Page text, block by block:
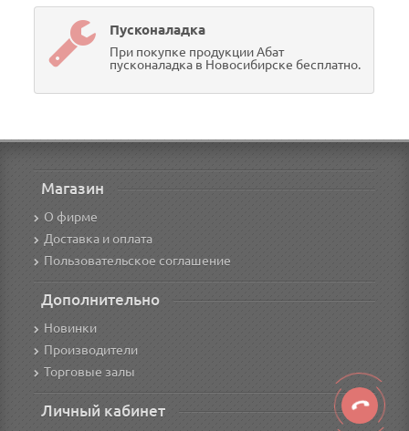
Пусконаладка
При покупке продукции Абат
пусконаладка в Новосибирске бесплатно.
Магазин
О фирме
Доставка и оплата
Пользовательское соглашение
Дополнительно
Новинки
Производители
Торговые залы
Личный кабинет